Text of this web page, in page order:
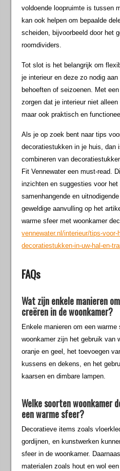
voldoende loopruimte is tussen
kan ook helpen om bepaalde
scheiden, bijvoorbeeld door het
roomdividers.
Tot slot is het belangrijk om
je interieur en deze zo nodig
behoeften of seizoenen. Met
zorgen dat je interieur niet
maar ook praktisch en
Als je op zoek bent naar tips
decoratiestukken in je huis, dan
combineren van
Fit Vennewater een must-read.
inzichten en suggesties voor het
samenhangende en
geweldige aanvulling op het
warme sfeer met woonkamer
vennewater.nl/interieur/tips-voor-
decoratiestukken-in-uw-hal-en-
FAQs
Wat zijn enkele manieren
creëren in de woonkamer?
Enkele manieren om een
woonkamer zijn het gebruik van
oranje en geel, het toevoegen
kussens en dekens, en het
kaarsen en dimbare lampen.
Welke soorten woonkamer
een warme sfeer?
Decoratieve items zoals
gordijnen, en kunstwerken
sfeer in de woonkamer.
materialen zoals hout en wol